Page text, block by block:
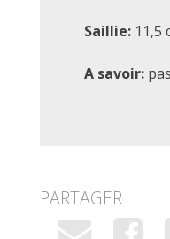
Saillie: 11,5
A savoir:
PARTAGER